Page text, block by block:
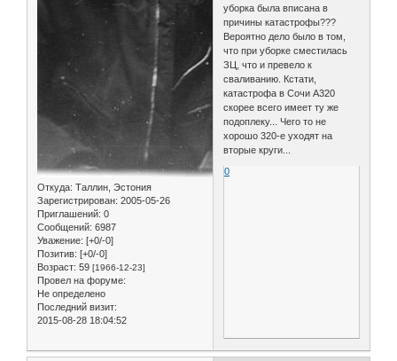
Откуда: Таллин, Эстония
Зарегистрирован: 2005-05-26
Приглашений: 0
Сообщений: 6987
Уважение: [+0/-0]
Позитив: [+0/-0]
Возраст: 59 [1966-12-23]
Провел на форуме:
Не определено
Последний визит:
2015-08-28 18:04:52
уборка была вписана в
причины катастрофы???
Вероятно дело было в том,
что при уборке сместилась
ЗЦ, что и превело к
сваливанию. Кстати,
катастрофа в Сочи А320
скорее всего имеет ту же
подоплеку... Чего то не
хорошо 320-е уходят на
вторые круги...
0